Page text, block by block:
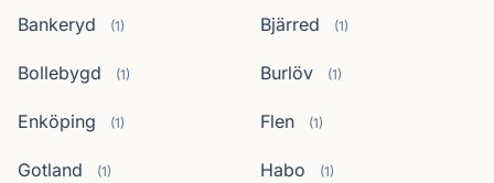
Bankeryd (1) Bjärred (1)
Bollebygd (1) Burlöv (1)
Enköping (1) Flen (1)
Gotland (1) Habo (1)